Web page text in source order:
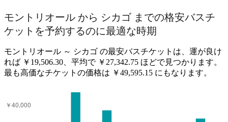
モントリオール から シカゴ までの格安バスチ
ケットを予約するのに最適な時期
モントリオール ～ シカゴ の最安バスチケットは、運が良け
れば ￥19,506.30、平均で ￥27,342.75 ほどで見つかります。
最も高価なチケットの価格は ￥49,595.15 にもなります。